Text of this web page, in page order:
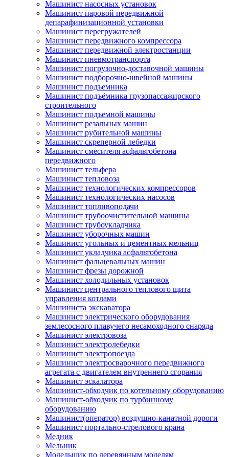
Машинист насосных установок
Машинист паровой передвижной
депарафинизационной установки
Машинист перегружателей
Машинист передвижного компрессора
Машинист передвижной электростанции
Машинист пневмотранспорта
Машинист погрузочно-доставочной машины
Машинист подборочно-швейной машины
Машинист подъемника
Машинист подъёмника грузопассажирского
строительного
Машинист подъемной машины
Машинист резальных машин
Машинист рубительной машины
Машинист скреперной лебедки
Машинист смесителя асфальтобетона
передвижного
Машинист тельфера
Машинист тепловоза
Машинист технологических компрессоров
Машинист технологических насосов
Машинист топливоподачи
Машинист трубоочистительной машины
Машинист трубоукладчика
Машинист уборочных машин
Машинист угольных и цементных мельниц
Машинист укладчика асфальтобетона
Машинист фальцевальных машин
Машинист фрезы дорожной
Машинист холодильных установок
Машинист центрального теплового щита
управления котлами
Машиниста экскаватора
Машинист электрического оборудования
землесосного плавучего несамоходного снаряда
Машинист электровоза
Машинист электролебедки
Машинист электропоезда
Машинист электросварочного передвижного
агрегата с двигателем внутреннего сгорания
Машинист эскалатора
Машинист-обходчик по котельному оборудованию
Машинист-обходчик по турбинному
оборудованию
Машинист(оператор) воздушно-канатной дороги
Машинист портально-стрелового крана
Медник
Мельник
Модельщик по деревянным моделям